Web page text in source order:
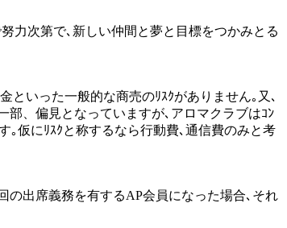
力次第で､新しい仲間と夢と目標をつかみとる
といった一般的な商売のﾘｽｸがありません｡又､
部、偏見となっていますが､アロマクラブはｺﾝ
｡仮にﾘｽｸと称するなら行動費､通信費のみと考
の出席義務を有するAP会員になった場合､それ